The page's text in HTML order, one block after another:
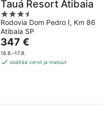
Tauá Resort Atibaia
3.5
out
of
5
Rodovia Dom Pedro I, Km 86
Atibaia SP
Hinta
on
347 €
347 €
16.8.–17.8.
sisältää verot ja maksut